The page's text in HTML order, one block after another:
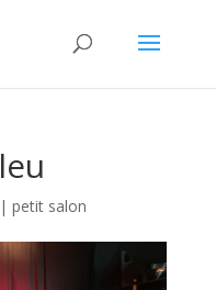
| petit salon